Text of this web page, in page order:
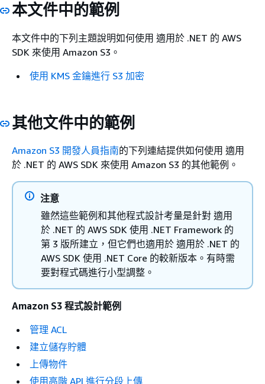
本文件中的範例
本文件中的下列主題說明如何使用 適用於 .NET 的 AWS
SDK 來使用 Amazon S3。
使用 KMS 金鑰進行 S3 加密
其他文件中的範例
Amazon S3 開發人員指南的下列連結提供如何使用 適用
於 .NET 的 AWS SDK 來使用 Amazon S3 的其他範例。
注意
雖然這些範例和其他程式設計考量是針對 適用
於 .NET 的 AWS SDK 使用 .NET Framework 的
第 3 版所建立，但它們也適用於 適用於 .NET 的
AWS SDK 使用 .NET Core 的較新版本。有時需
要對程式碼進行小型調整。
Amazon S3 程式設計範例
管理 ACL
建立儲存貯體
上傳物件
使用高階 API 進行分段上傳